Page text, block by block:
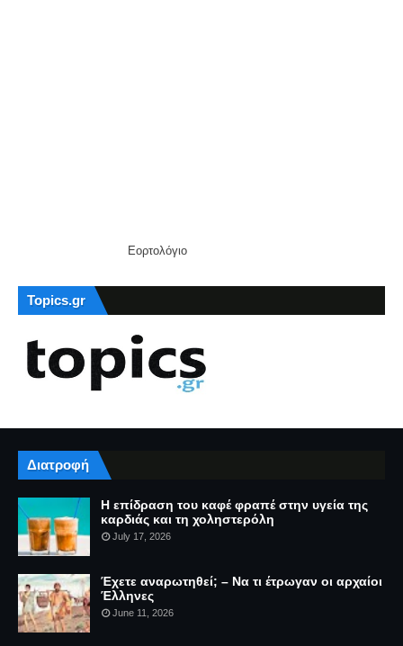
Εορτολόγιο
Topics.gr
Διατροφή
Η επίδραση του καφέ φραπέ στην υγεία της
καρδιάς και τη χοληστερόλη
July 17, 2026
Έχετε αναρωτηθεί; – Να τι έτρωγαν οι αρχαίοι
Έλληνες
June 11, 2026